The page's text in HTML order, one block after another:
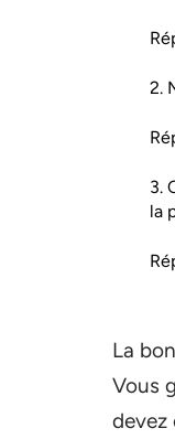
2.
3.
la
La
Vous
devez